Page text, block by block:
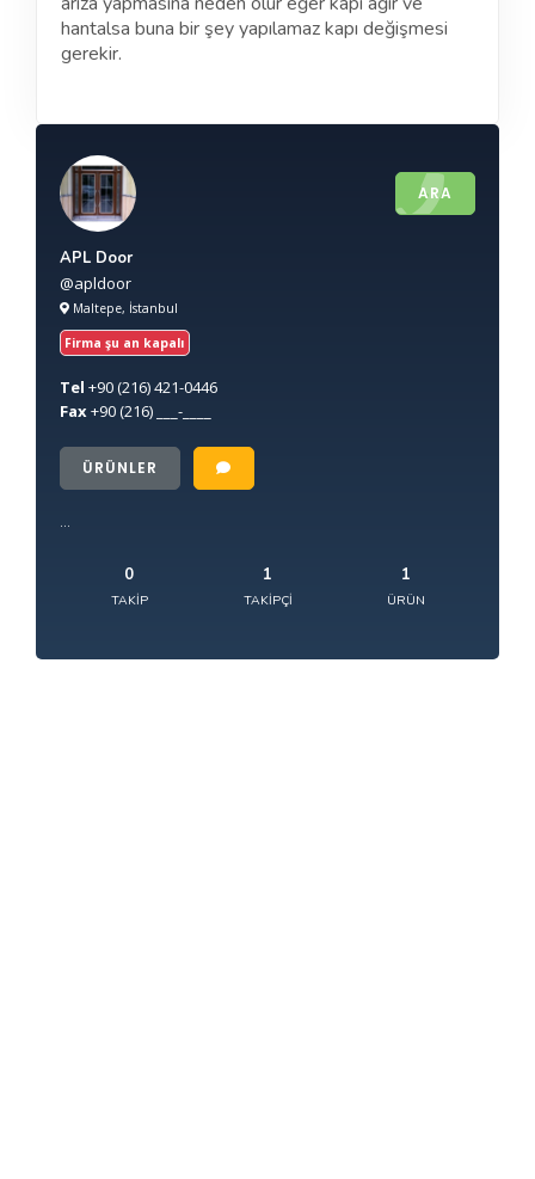
hantalsa buna bir şey yapılamaz kapı değişmesi
gerekir.
ARA
APL Door
@apldoor
Maltepe, İstanbul
Firma şu an kapalı
Tel +90(216) 421-0446
Fax+90(216) ___-____
ÜRÜNLER
0
TAKIP
1
TAKIPÇI
1
ÜRÜN